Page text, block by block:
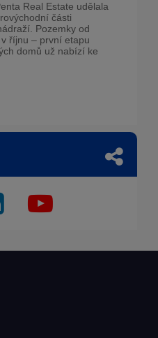
Real Estate udělala
části
Pozemky od
říjnu – první etapu
domů už nabízí ke